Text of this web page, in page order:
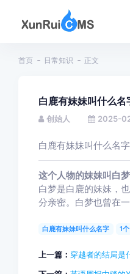
首页 日常知识 正文
白鹿有妹妹叫什么名
创始人 2025-
白鹿有妹妹叫什么名字
这个人物的妹妹叫白梦
白梦是白鹿的妹妹，
分亲密。白梦也曾在
白鹿有妹妹叫什么名字 1
上一篇： 穿越者的结局是